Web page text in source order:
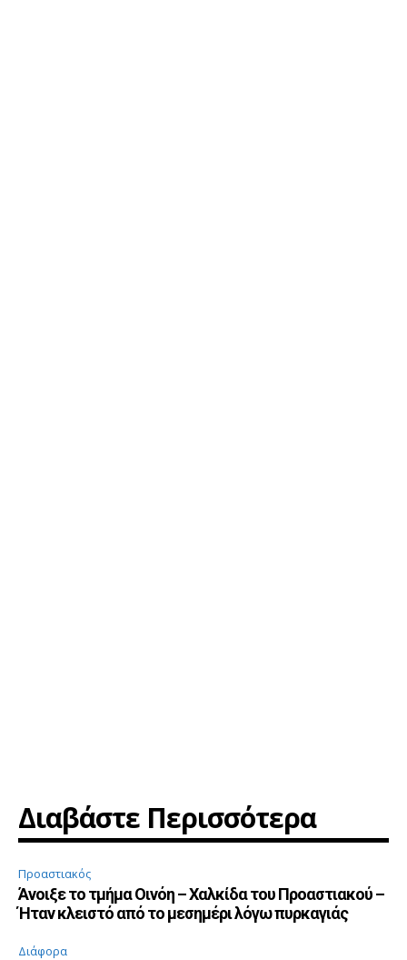
Διαβάστε Περισσότερα
Προαστιακός
Άνοιξε το τμήμα Οινόη – Χαλκίδα του Προαστιακού –
Ήταν κλειστό από το μεσημέρι λόγω πυρκαγιάς
Διάφορα